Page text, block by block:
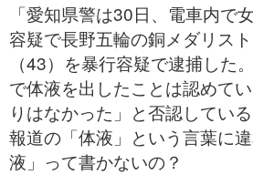
「愛知県警は30日、電車内で
容疑で長野五輪の銅メダリス
（43）を暴行容疑で逮捕した
で体液を出したことは認めて
りはなかった」と否認してい
報道の「体液」という言葉に
液」って書かないの？